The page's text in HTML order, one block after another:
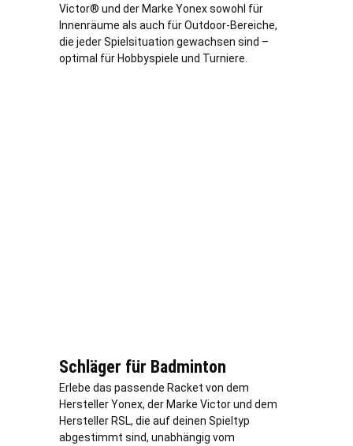
Victor® und der Marke Yonex sowohl für
Innenräume als auch für Outdoor-Bereiche,
die jeder Spielsituation gewachsen sind –
optimal für Hobbyspiele und Turniere.
Schläger für Badminton
Erlebe das passende Racket von dem
Hersteller Yonex, der Marke Victor und dem
Hersteller RSL, die auf deinen Spieltyp
abgestimmt sind, unabhängig vom